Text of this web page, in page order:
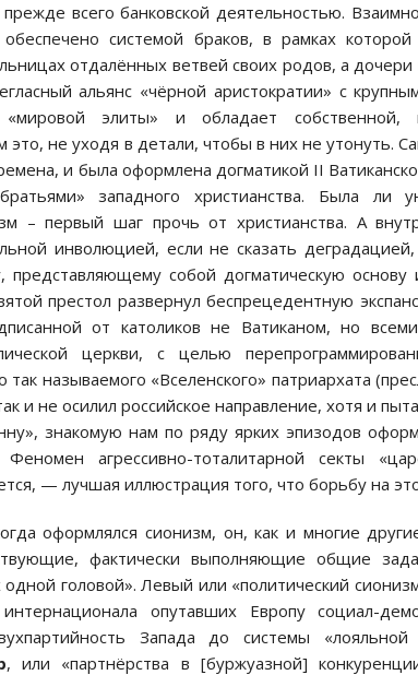
всего банковской деятельностью.
системой браков, в рамках
отдалённых ветвей своих родов, а
альянс «чёрной аристократии» с
элиты» и обладает собственной,
это, не уходя в детали, чтобы в них не утонуть.
и была оформлена догматикой II
западного христианства. Была ли
– первый шаг прочь от христианства. А
инволюцией, если не сказать
представляющему собой догматическую
престол развернул беспрецедентную
от католиков не Ватиканом, но
церкви, с целью
так называемого «Вселенского» патриархата
и не осилил российское направление, хотя и
знакомую нам по ряду ярких эпизодов
агрессивно-тоталитарной секты
— лучшая иллюстрация того, что борьбу на
оформлялся сионизм, он, как и многие
фактически выполняющие общие
головой». Левый или «политический
опутавших Европу социал-
Запада до системы
, или «партнёрства в [буржуазной]